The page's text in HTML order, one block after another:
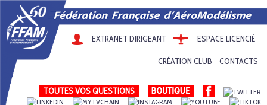
EXTRANET DIRIGEANT ESPACE LICENCIÉ
CRÉATION CLUB CONTACTS
TOUTES VOS QUESTIONS